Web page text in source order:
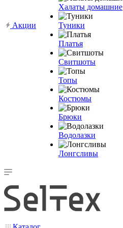
Акции
Халаты домашние
Туники
Платья
Свитшоты
Топы
Костюмы
Брюки
Водолазки
Лонгсливы